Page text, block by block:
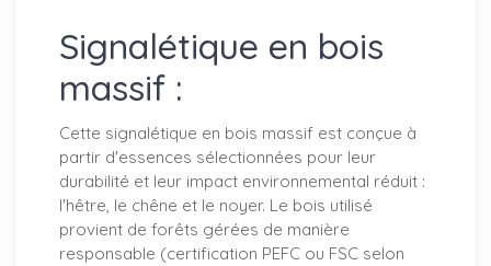
Signalétique en bois
massif :
Cette signalétique en bois massif est conçue à
partir d'essences sélectionnées pour leur
durabilité et leur impact environnemental réduit :
l'hêtre, le chêne et le noyer. Le bois utilisé
provient de forêts gérées de manière
responsable (certification PEFC ou FSC selon